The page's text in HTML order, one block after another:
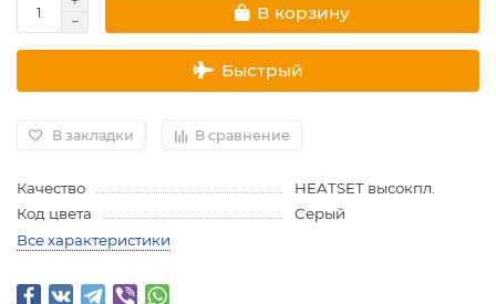
В корзину
Быстрый
В закладки В сравнение
Качество
HEATSET высокпл.
Код цвета
Серый
Все характеристики